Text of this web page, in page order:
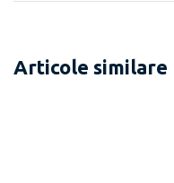
Articole similare